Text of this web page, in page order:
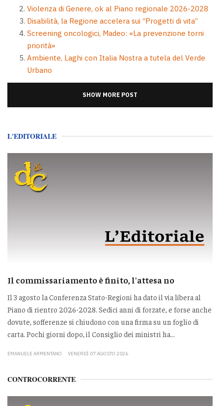
Violenza di Genere, ok al Piano regionale 2026-2028
Disabilità, la Regione accelera sui “Progetti di vita”
Screening oncologici, Madeo: «La prevenzione torni
priorità»
Ambiente, Laghi con Italia Nostra a tutela del Verde
Urbano
SHOW MORE POST
L'EDITORIALE
Il commissariamento è finito, l'attesa no
Il 3 agosto la Conferenza Stato-Regioni ha dato il via libera al
Piano di rientro 2026-2028. Sedici anni di forzate, e forse anche
dovute, sofferenze si chiudono con una firma su un foglio di
carta. Pochi giorni dopo, il Consiglio dei ministri ha...
EMANUELE ARMENTANO VENERDÌ 07 AGOSTO 2026
CONTROCORRENTE